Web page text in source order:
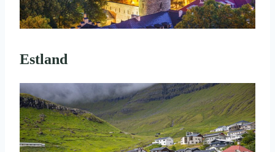
Estland